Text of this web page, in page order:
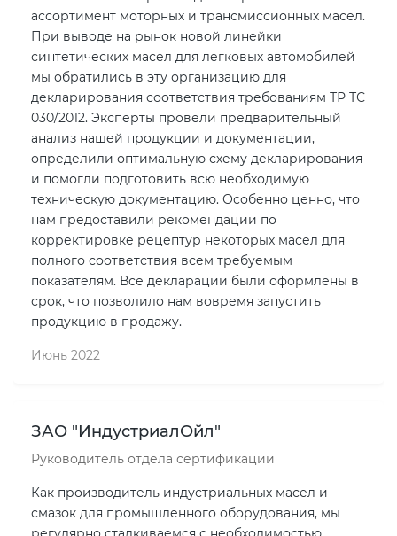
ассортимент моторных и трансмиссионных масел.
При выводе на рынок новой линейки
синтетических масел для легковых автомобилей
мы обратились в эту организацию для
декларирования соответствия требованиям ТР ТС
030/2012. Эксперты провели предварительный
анализ нашей продукции и документации,
определили оптимальную схему декларирования
и помогли подготовить всю необходимую
техническую документацию. Особенно ценно, что
нам предоставили рекомендации по
корректировке рецептур некоторых масел для
полного соответствия всем требуемым
показателям. Все декларации были оформлены в
срок, что позволило нам вовремя запустить
продукцию в продажу.
Июнь 2022
ЗАО "ИндустриалОйл"
Руководитель отдела сертификации
Как производитель индустриальных масел и
смазок для промышленного оборудования, мы